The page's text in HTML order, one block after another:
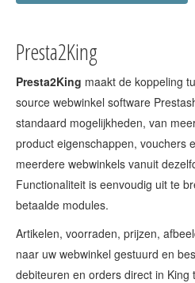
Presta2King
Presta2King maakt de koppeling
source webwinkel software
standaard mogelijkheden, van
product eigenschappen, vouchers
meerdere webwinkels vanuit
Functionaliteit is eenvoudig uit te
betaalde modules.
Artikelen, voorraden, prijzen,
naar uw webwinkel gestuurd en
debiteuren en orders direct in